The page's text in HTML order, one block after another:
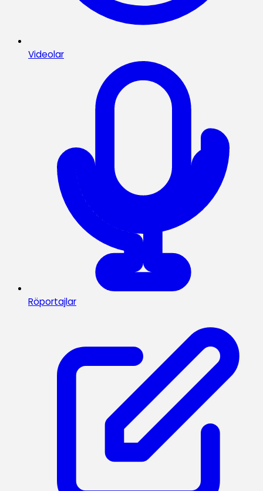
Videolar
Röportajlar